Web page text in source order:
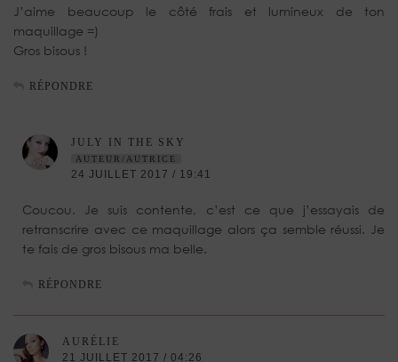
J’aime beaucoup le côté frais et lumineux de ton
maquillage =)
Gros bisous !
RÉPONDRE
JULY IN THE SKY
AUTEUR/AUTRICE
24 JUILLET 2017 / 19:41
Coucou. Je suis contente, c’est ce que j’essayais de
retranscrire avec ce maquillage alors ça semble réussi. Je
te fais de gros bisous ma belle.
RÉPONDRE
AURÉLIE
21 JUILLET 2017 / 04:26